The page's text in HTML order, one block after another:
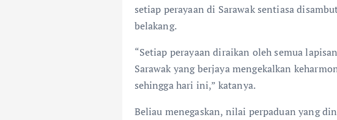
setiap perayaan di Sarawak sentiasa
belakang.
“Setiap perayaan diraikan oleh semua
Sarawak yang berjaya mengekalkan
sehingga hari ini,” katanya.
Beliau menegaskan, nilai perpaduan yang